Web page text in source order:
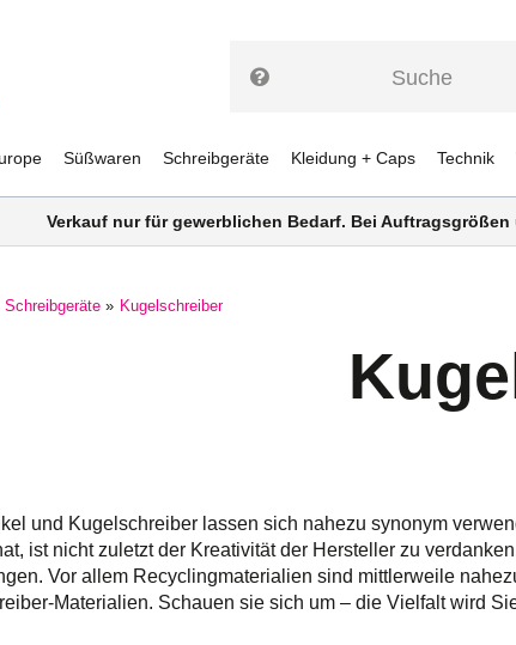
Süßwaren Schreibgeräte Kleidung + Caps Technik
Verkauf nur für gewerblichen Bedarf. Bei
Schreibgeräte Kugelschreiber
und Kugelschreiber lassen sich nahezu synonym
ist nicht zuletzt der Kreativität der Hersteller zu
Vor allem Recyclingmaterialien sind mittlerweile
Materialien. Schauen sie sich um – die Vielfalt wird